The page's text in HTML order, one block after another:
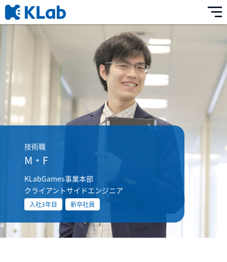
技術職
M・F
KLabGames事業本部
クライアントサイドエンジニア
入社3年目 新卒社員